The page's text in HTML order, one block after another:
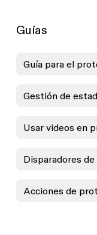
Guías
Guía para el
Gestión de
Usar videos en
Disparadores
Acciones de